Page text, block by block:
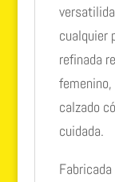
cualquier
refinada
calzado
cuidada.
Fabricada